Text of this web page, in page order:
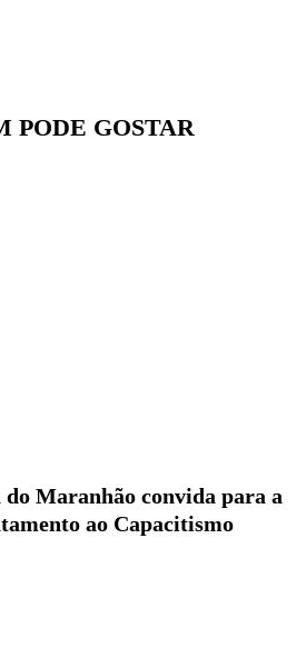
PODE GOSTAR
Maranhão convida para a
ao Capacitismo